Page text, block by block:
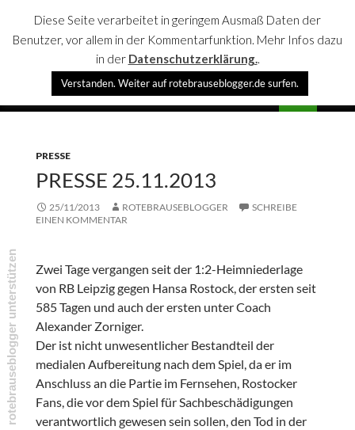
rotebrauseblogger
SPRINGE
PRESSE
PRESSE 25.11.2013
25/11/2013 ROTEBRAUSEBLOGGER
SCHREIBE
EINEN KOMMENTAR
Zwei Tage vergangen seit der 1:2-Heimniederlage
von RB Leipzig gegen Hansa Rostock, der ersten seit
585 Tagen und auch der ersten unter Coach
Alexander Zorniger.
Der ist nicht unwesentlicher Bestandteil der
medialen Aufbereitung nach dem Spiel, da er im
Anschluss an die Partie im Fernsehen, Rostocker
Fans, die vor dem Spiel für Sachbeschädigungen
verantwortlich gewesen sein sollen, den Tod in der
Diese Seite verarbeitet in geringem Ausmaß Daten der
Benutzer, vor allem in der Kommentarfunktion. Mehr Infos dazu
in der Datenschutzerklärung..
Verstanden. Weiter auf rotebrauseblogger.de surfen.
rotebrauseblogger unterstützen